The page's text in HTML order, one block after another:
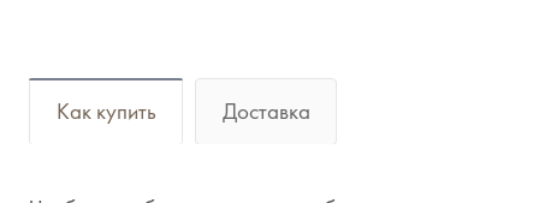
Как купить Доставка